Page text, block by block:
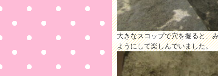
大きなスコップで穴を掘ると、
ようにして楽しんでいました。